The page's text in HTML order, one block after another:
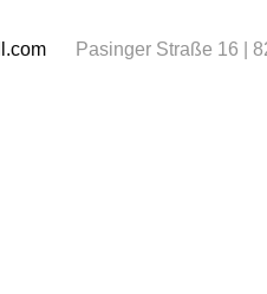
Pasinger Straße 16 |